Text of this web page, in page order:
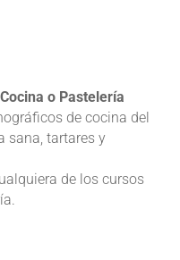
o Pastelería
de cocina del
sana, tartares y
de los cursos